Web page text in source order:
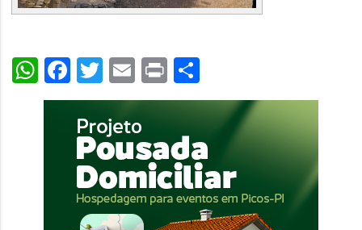
WhatsApp
Facebook
Twitter
Email
PrintShare